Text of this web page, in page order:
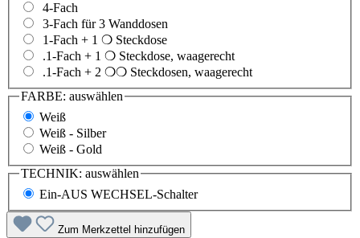
4-Fach
3-Fach für 3 Wanddosen
1-Fach + 1 ❍ Steckdose
.1-Fach + 1 ❍ Steckdose, waagerecht
.1-Fach + 2 ❍❍ Steckdosen, waagerecht
FARBE: auswählen
Weiß
Weiß - Silber
Weiß - Gold
TECHNIK: auswählen
Ein-AUS WECHSEL-Schalter
Zum Merkzettel hinzufügen